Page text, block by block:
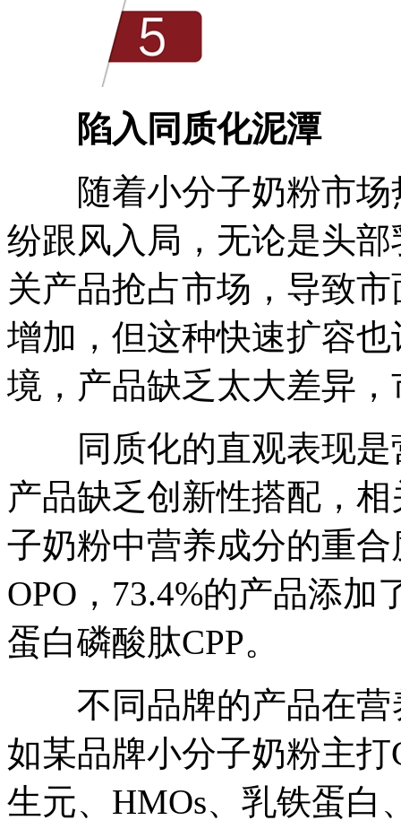
陷入同质化泥潭
随着小分子奶粉市场
纷跟风入局，无论是头
关产品抢占市场，导致
增加，但这种快速扩容
境，产品缺乏太大差异
同质化的直观表现是
产品缺乏创新性搭配，
子奶粉中营养成分的重
OPO，73.4%的产品添加
蛋白磷酸肽CPP。
不同品牌的产品在营
如某品牌小分子奶粉主打
生元、HMOs、乳铁蛋白